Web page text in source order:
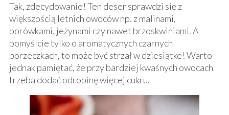
Tak, zdecydowanie! Ten deser sprawdzi się z
większością letnich owoców np. z malinami,
borówkami, jeżynami czy nawet brzoskwiniami. A
pomyślcie tylko o aromatycznych czarnych
porzeczkach, to może być strzał w dziesiątke! Warto
jednak pamiętać, że przy bardziej kwaśnych owocach
trzeba dodać odrobinę więcej cukru.